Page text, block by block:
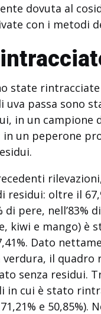
dovuta al
con i metodi
state
uva passa sono
in un campione
un peperone
residui: oltre il
pere, nell’83%
kiwi e mango) è
Dato
il quadro
senza residui.
in cui è stato
e